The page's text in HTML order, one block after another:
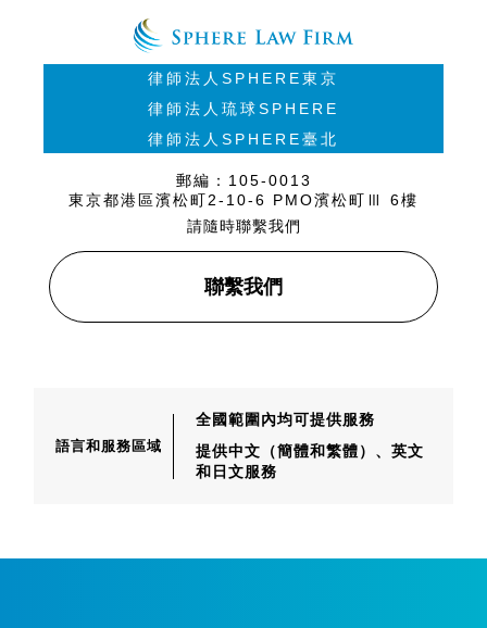
律師法人SPHERE東京
律師法人琉球SPHERE
律師法人SPHERE臺北
郵編：105-0013
東京都港區濱松町2-10-6 PMO濱松町Ⅲ 6樓
請隨時聯繫我們
聯繫我們
語言和服務區域
全國範圍內均可提供服務
提供中文（簡體和繁體）、英文
和日文服務